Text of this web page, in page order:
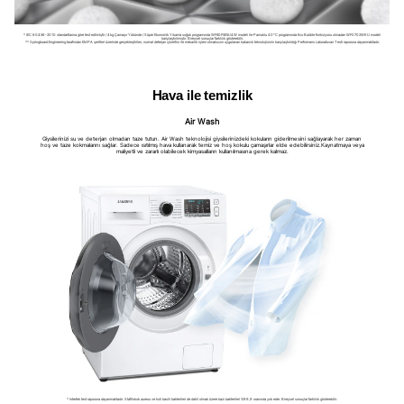
* IEC 60456-2010 standartlarına göre test edilmiştir / 4kg Çamaşır Yükünde / Süper Ekonomik Yıkama soğuk programında WF80F5E5U4W modeli ile Pamuklu 40°C programında Eco Bubble fonksiyonu olmadan WF0702WKU modeli
karşılaştırılmıştır. Bireysel sonuçlar farklılık gösterebilir.
** Springboard Engineering tarafından EMPA şeritleri üzerinde gerçekleştirilen, normal deterjan çözeltisi ile mekanik işlem olmaksızın uygulanan kabarcık teknolojisinin karşılaştırıldığı Performans Laboratuvarı Testi raporuna dayanmaktadır.
Hava ile temizlik
Air Wash
Giysilerinizi su ve deterjan olmadan taze tutun. Air Wash teknolojisi giysilerinizdeki kokuların giderilmesini sağlayarak her zaman
hoş ve taze kokmalarını sağlar. Sadece ısıtılmış hava kullanarak temiz ve hoş kokulu çamaşırlar elde edebilirsiniz.Kaynatmaya veya
maliyetli ve zararlı olabilecek kimyasalların kullanılmasına gerek kalmaz.
* Intertek test raporuna dayanmaktadır. Stafilokok aureus ve koli basili bakterileri de dahil olmak üzere bazı bakterileri %99,9 oranında yok eder. Bireysel sonuçlar farklılık gösterebilir.